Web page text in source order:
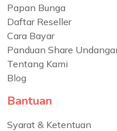
Papan Bunga
Daftar Reseller
Cara Bayar
Panduan Share
Tentang Kami
Blog
Bantuan
Syarat & Ketentuan